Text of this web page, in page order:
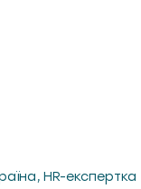
HR-експертка